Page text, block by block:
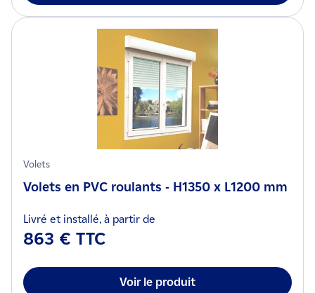
Volets
Volets en PVC roulants - H1350 x L1200 mm
Livré et installé, à partir de
863 € TTC
Voir le produit